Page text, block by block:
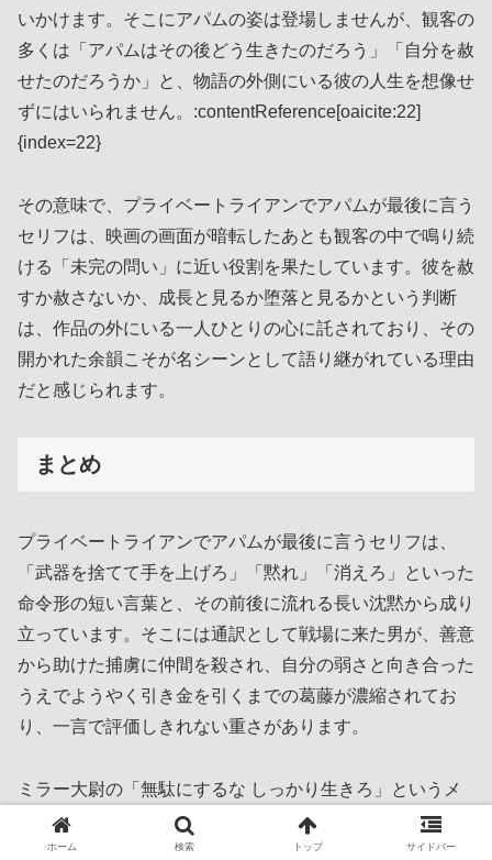
いかけます。そこにアパムの姿は登場しませんが、観客の
多くは「アパムはその後どう生きたのだろう」「自分を赦
せたのだろうか」と、物語の外側にいる彼の人生を想像せ
ずにはいられません。:contentReference[oaicite:22]
{index=22}
その意味で、プライベートライアンでアパムが最後に言う
セリフは、映画の画面が暗転したあとも観客の中で鳴り続
ける「未完の問い」に近い役割を果たしています。彼を赦
すか赦さないか、成長と見るか堕落と見るかという判断
は、作品の外にいる一人ひとりの心に託されており、その
開かれた余韻こそが名シーンとして語り継がれている理由
だと感じられます。
まとめ
プライベートライアンでアパムが最後に言うセリフは、
「武器を捨てて手を上げろ」「黙れ」「消えろ」といった
命令形の短い言葉と、その前後に流れる長い沈黙から成り
立っています。そこには通訳として戦場に来た男が、善意
から助けた捕虜に仲間を殺され、自分の弱さと向き合った
うえでようやく引き金を引くまでの葛藤が濃縮されてお
り、一言で評価しきれない重さがあります。
ミラー大尉の「無駄にするな しっかり生きろ」というメ
ッセージと対比しながら、あなた自身ならあの場面でどう
行動したかを静かに想像してみてください。戦争の理不尽
ホーム 検索 トップ サイドバー